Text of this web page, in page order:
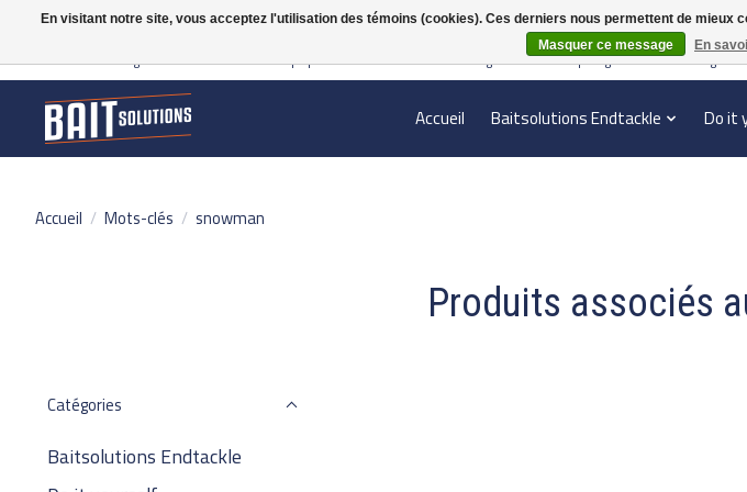
Gratis verzending vanaf 50 euro binnen NL | Op voorraad binnen 2-5 werkdagen verzonden | België vanaf 70 euro
Accueil Baitsolutions Endtackle Do it
Accueil / Mots-clés / snowman
Produits associés
Catégories
Baitsolutions Endtackle
En visitant notre site, vous acceptez l'utilisation des témoins (cookies). Ces derniers nous permettent de
Masquer ce message
En